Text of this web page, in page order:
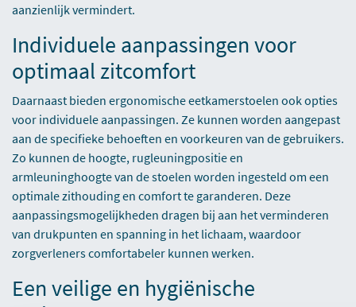
aanzienlijk vermindert.
Individuele aanpassingen voor
optimaal zitcomfort
Daarnaast bieden ergonomische eetkamerstoelen ook opties
voor individuele aanpassingen. Ze kunnen worden aangepast
aan de specifieke behoeften en voorkeuren van de gebruikers.
Zo kunnen de hoogte, rugleuningpositie en
armleuninghoogte van de stoelen worden ingesteld om een
optimale zithouding en comfort te garanderen. Deze
aanpassingsmogelijkheden dragen bij aan het verminderen
van drukpunten en spanning in het lichaam, waardoor
zorgverleners comfortabeler kunnen werken.
Een veilige en hygiënische